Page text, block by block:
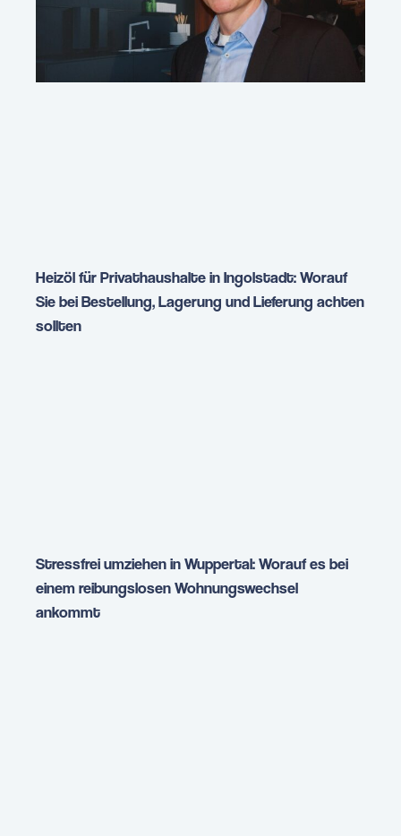
Heizöl für Privathaushalte in Ingolstadt: Worauf
Sie bei Bestellung, Lagerung und Lieferung achten
sollten
Stressfrei umziehen in Wuppertal: Worauf es bei
einem reibungslosen Wohnungswechsel
ankommt